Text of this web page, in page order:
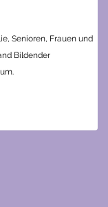
Senioren, Frauen und
Bildender